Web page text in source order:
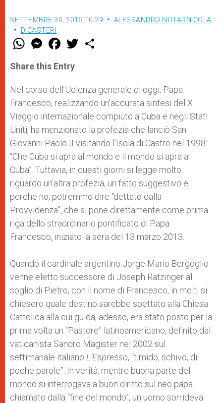
SETTEMBRE 30, 2015 10:29
ALESSANDRO NOTARNICOLA
DICASTERI
W
t
s
p
p
M
e
s
e
g
e
r
F
a
e
b
o
k
w
r
Share this Entry
Nel corso dell’Udienza generale di oggi, Papa
Francesco, realizzando un’accurata sintesi del X
Viaggio internazionale compiuto a Cuba e negli Stati
Uniti, ha menzionato la profezia che lanciò San
Giovanni Paolo II visitando l’Isola di Castro nel 1998:
“Che Cuba si apra al mondo e il mondo si apra a
Cuba”. Tuttavia, in questi giorni si legge molto
riguardo un’altra profezia, un fatto suggestivo e
perché no, potremmo dire “dettato dalla
Provvidenza”, che si pone direttamente come prima
riga dello straordinario pontificato di Papa
Francesco, iniziato la sera del 13 marzo 2013.
Quando il cardinale argentino Jorge Mario Bergoglio
venne eletto successore di Joseph Ratzinger al
soglio di Pietro, con il nome di Francesco, in molti si
chiesero quale destino sarebbe spettato alla Chiesa
Cattolica alla cui guida, adesso, era stato posto per la
prima volta un “Pastore” latinoamericano, definito dal
vaticanista Sandro Magister nel 2002 sul
settimanale italiano L’Espresso, “timido, schivo, di
poche parole”. In verità, mentre buona parte del
mondo si interrogava a buon diritto sul neo papa
chiamato dalla “fine del mondo”, un uomo sorrideva